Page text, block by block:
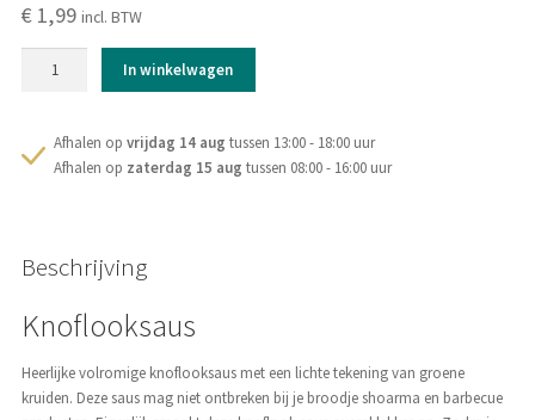
€ 1,99 incl. BTW
aantal
In winkelwagen
Afhalen op vrijdag 14 aug tussen 13:00 - 18:00 uur
Afhalen op zaterdag 15 aug tussen 08:00 - 16:00 uur
Beschrijving
Knoflooksaus
Heerlijke volromige knoflooksaus met een lichte tekening van groene
kruiden. Deze saus mag niet ontbreken bij je broodje shoarma en barbecue